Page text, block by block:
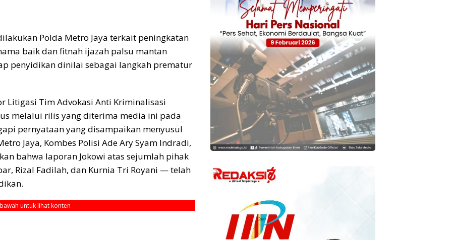
Polda Metro Jaya terkait peningkatan
baik dan fitnah ijazah palsu mantan
penyidikan dinilai sebagai langkah prematur
Litigasi Tim Advokasi Anti Kriminalisasi
melalui rilis yang diterima media ini pada
pernyataan yang disampaikan menyusul
Jaya, Kombes Polisi Ade Ary Syam Indradi,
bahwa laporan Jokowi atas sejumlah pihak
Rizal Fadilah, dan Kurnia Tri Royani — telah
untuk lihat konten